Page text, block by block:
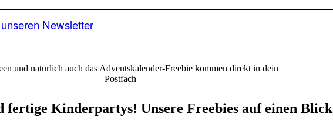
Newsletter
und natürlich auch das Adventskalender-Freebie kommen direkt in dein
Postfach
fertige Kinderpartys! Unsere Freebies auf einen Blick